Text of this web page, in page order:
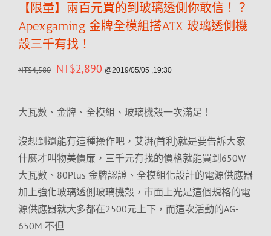
【限量】兩百元買的到玻璃透側你敢信！？
Apexgaming 金牌全模組搭ATX 玻璃透側機
殼三千有找！
NT$4,580 NT$2,890 @2019/05/05 ,19:30
大瓦數、金牌、全模組、玻璃機殼一次滿足！
沒想到還能有這種操作吧，艾湃(首利)就是要告訴大家
什麼才叫物美價廉，三千元有找的價格就能買到650W
大瓦數、80Plus 金牌認證、全模組化設計的電源供應器
加上強化玻璃透側玻璃機殼，市面上光是這個規格的電
源供應器就大多都在2500元上下，而這次活動的AG-
650M 不但